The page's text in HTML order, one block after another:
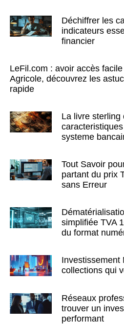
Déchiffrer les
indicateurs
financier
LeFil.com : avoir accès
Agricole, découvrez les
rapide
La livre sterling
systeme
Tout Savoir
partant du prix
sans Erreur
simplifiée TVA
du format
Investissement
collections qui
Réseaux
trouver un
performant